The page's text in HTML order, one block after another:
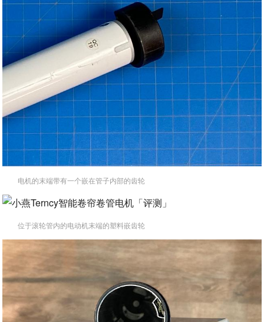
电机的末端带有一个嵌在管子内部的齿轮
位于滚轮管内的电动机末端的塑料嵌齿轮